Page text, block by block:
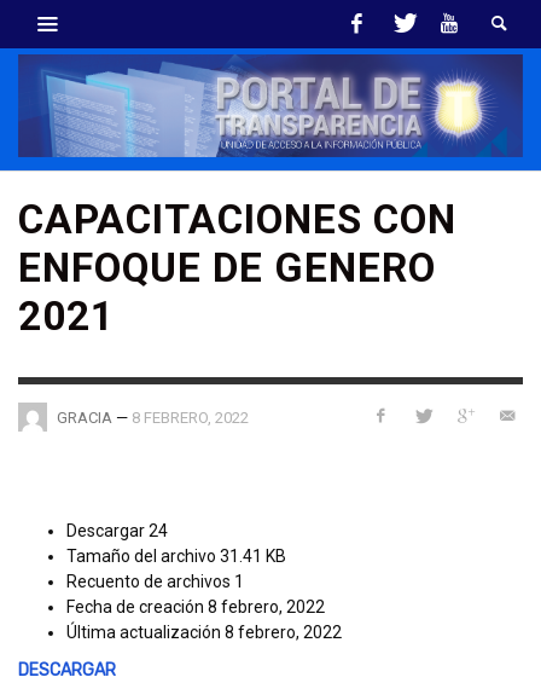
CAPACITACIONES CON
ENFOQUE DE GENERO
2021
GRACIA — 8 FEBRERO, 2022
Descargar24
Tamaño del archivo 31.41 KB
Recuento de archivos 1
Fecha de creación 8 febrero, 2022
Última actualización 8 febrero, 2022
DESCARGAR